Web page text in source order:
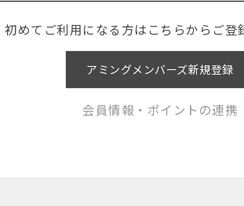
初めてご利用になる方はこちらからご登
アミングメンバーズ新規登録
会員情報・ポイントの連携